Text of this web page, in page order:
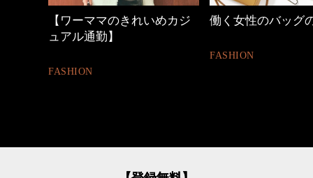
働く女性のバッグの中身
心地よくいられる